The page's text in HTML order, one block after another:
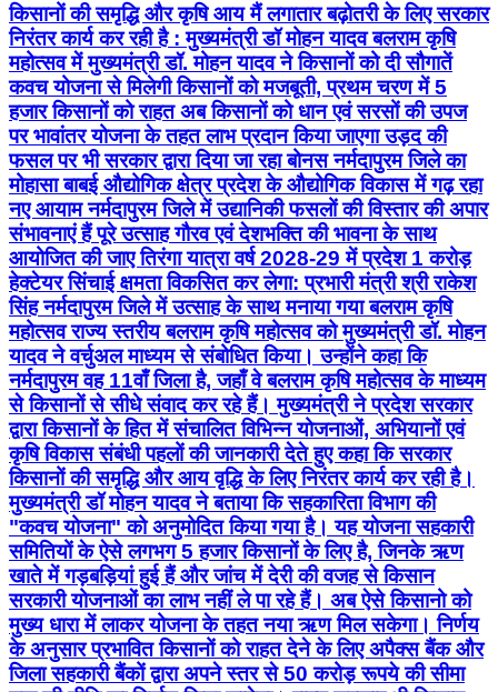
किसानों की समृद्धि और कृषि आय मैं लगातार बढ़ोतरी के लिए सरकार
निरंतर कार्य कर रही है : मुख्यमंत्री डॉ मोहन यादव बलराम कृषि
महोत्सव में मुख्यमंत्री डॉ. मोहन यादव ने किसानों को दी सौगातें
कवच योजना से मिलेगी किसानों को मजबूती, प्रथम चरण में 5
हजार किसानों को राहत अब किसानों को धान एवं सरसों की उपज
पर भावांतर योजना के तहत लाभ प्रदान किया जाएगा उड़द की
फसल पर भी सरकार द्वारा दिया जा रहा बोनस नर्मदापुरम जिले का
मोहासा बाबई औद्योगिक क्षेत्र प्रदेश के औद्योगिक विकास में गढ़ रहा
नए आयाम नर्मदापुरम जिले में उद्यानिकी फसलों की विस्तार की अपार
संभावनाएं हैं पूरे उत्साह गौरव एवं देशभक्ति की भावना के साथ
आयोजित की जाए तिरंगा यात्रा वर्ष 2028-29 में प्रदेश 1 करोड़
हेक्टेयर सिंचाई क्षमता विकसित कर लेगा: प्रभारी मंत्री श्री राकेश
सिंह नर्मदापुरम जिले में उत्साह के साथ मनाया गया बलराम कृषि
महोत्सव राज्य स्तरीय बलराम कृषि महोत्सव को मुख्यमंत्री डॉ. मोहन
यादव ने वर्चुअल माध्यम से संबोधित किया। उन्होंने कहा कि
नर्मदापुरम वह 11वाँ जिला है, जहाँ वे बलराम कृषि महोत्सव के माध्यम
से किसानों से सीधे संवाद कर रहे हैं। मुख्यमंत्री ने प्रदेश सरकार
द्वारा किसानों के हित में संचालित विभिन्न योजनाओं, अभियानों एवं
कृषि विकास संबंधी पहलों की जानकारी देते हुए कहा कि सरकार
किसानों की समृद्धि और आय वृद्धि के लिए निरंतर कार्य कर रही है।
मुख्यमंत्री डॉ मोहन यादव ने बताया कि सहकारिता विभाग की
"कवच योजना" को अनुमोदित किया गया है। यह योजना सहकारी
समितियों के ऐसे लगभग 5 हजार किसानों के लिए है, जिनके ऋण
खाते में गड़बड़ियां हुई हैं और जांच में देरी की वजह से किसान
सरकारी योजनाओं का लाभ नहीं ले पा रहे हैं। अब ऐसे किसानो को
मुख्य धारा में लाकर योजना के तहत नया ऋण मिल सकेगा। निर्णय
के अनुसार प्रभावित किसानों को राहत देने के लिए अपैक्स बैंक और
जिला सहकारी बैंकों द्वारा अपने स्तर से 50 करोड़ रूपये की सीमा